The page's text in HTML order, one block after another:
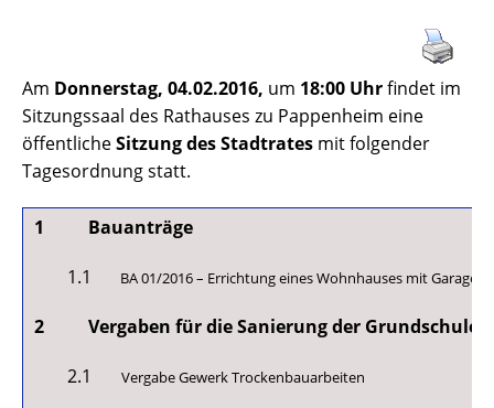
Am Donnerstag, 04.02.2016, um 18:00 Uhrfindet im
Sitzungssaal des Rathauses zu Pappenheim eine
öffentlicheSitzung des Stadtrates mit folgender
Tagesordnung statt.
1 Bauanträge
1.1 BA 01/2016 – Errichtung eines Wohnhauses mit Garage,
2 Vergaben für die Sanierung der Grundschule
2.1 Vergabe Gewerk Trockenbauarbeiten